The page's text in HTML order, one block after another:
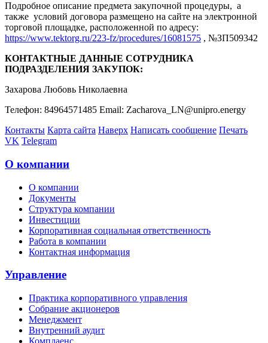
Подробное описание предмета закупочной процедуры, а
также условий договора размещено на сайте на электронной
торговой площадке, расположенной по адресу:
https://www.tektorg.ru/223-fz/procedures/16081575 , №ЗП509342
КОНТАКТНЫЕ ДАННЫЕ СОТРУДНИКА
ПОДРАЗДЕЛЕНИЯ ЗАКУПОК:
Захарова Любовь Николаевна
Телефон: 84964571485 Email: Zacharova_LN@unipro.energy
Контакты Карта сайта Наверх Написать сообщение Печать
VK Telegram
О компании
О компании
Документы
Структура компании
Инвестиции
Корпоративная социальная ответственность
Работа в компании
Контактная информация
Управление
Практика корпоративного управления
Собрание акционеров
Менеджмент
Внутренний аудит
Комплаенс